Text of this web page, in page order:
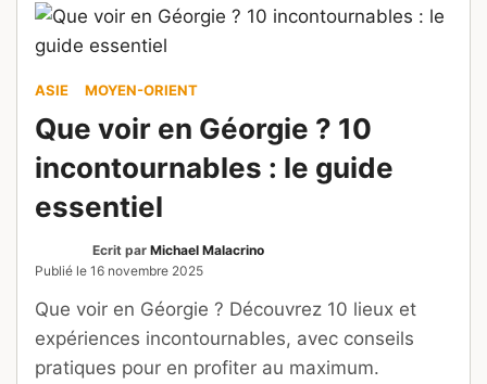
ASIE MOYEN-ORIENT
Que voir en Géorgie ? 10
incontournables : le guide
essentiel
Ecrit par Michael Malacrino
Publié le 16 novembre 2025
Que voir en Géorgie ? Découvrez 10 lieux et
expériences incontournables, avec conseils
pratiques pour en profiter au maximum.